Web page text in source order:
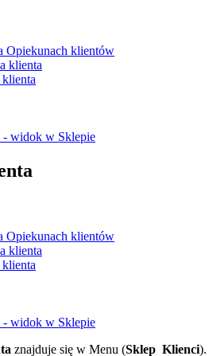
Opiekunach klientów
klienta
klienta
widok w Sklepie
Opiekunach klientów
klienta
klienta
widok w Sklepie
znajduje się w Menu (Sklep Klienci).